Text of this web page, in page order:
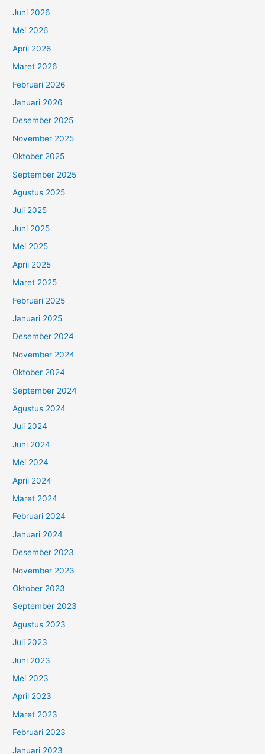
Juni 2026
Mei 2026
April 2026
Maret 2026
Februari 2026
Januari 2026
Desember 2025
November 2025
Oktober 2025
September 2025
Agustus 2025
Juli 2025
Juni 2025
Mei 2025
April 2025
Maret 2025
Februari 2025
Januari 2025
Desember 2024
November 2024
Oktober 2024
September 2024
Agustus 2024
Juli 2024
Juni 2024
Mei 2024
April 2024
Maret 2024
Februari 2024
Januari 2024
Desember 2023
November 2023
Oktober 2023
September 2023
Agustus 2023
Juli 2023
Juni 2023
Mei 2023
April 2023
Maret 2023
Februari 2023
Januari 2023